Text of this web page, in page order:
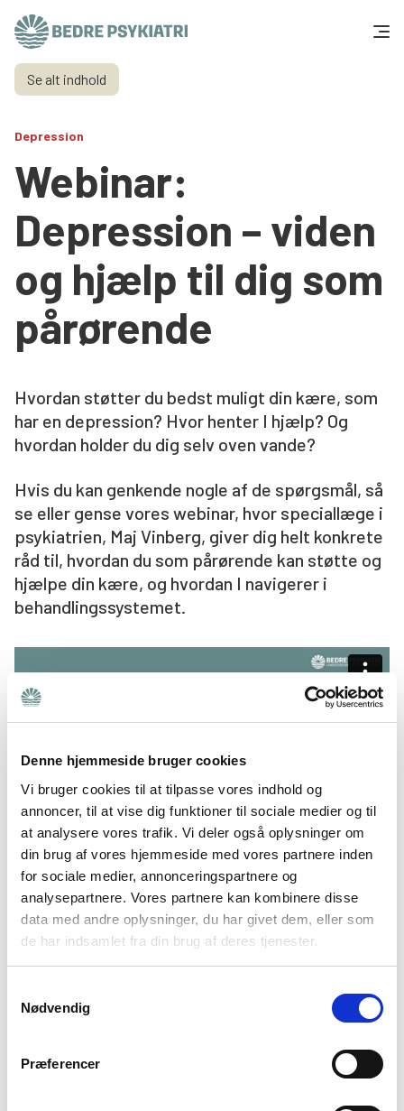
Denne hjemmeside bruger cookies
Vi bruger cookies til at tilpasse vores indhold og
annoncer, til at vise dig funktioner til sociale medier og til
at analysere vores trafik. Vi deler også oplysninger om
din brug af vores hjemmeside med vores partnere inden
for sociale medier, annonceringspartnere og
analysepartnere. Vores partnere kan kombinere disse
data med andre oplysninger, du har givet dem, eller som
de har indsamlet fra din brug af deres tjenester.
Nødvendig
Præferencer
Skip to content
Få hjælp
Tal og fakta
Om os
Vær med
Presse og politik
Søg
Se alt indhold
Depression
Webinar:
Depression – viden
og hjælp til dig som
pårørende
Hvordan støtter du bedst muligt din kære, som
har en depression? Hvor henter I hjælp? Og
hvordan holder du dig selv oven vande?
Hvis du kan genkende nogle af de spørgsmål, så
se eller gense vores webinar, hvor speciallæge i
psykiatrien, Maj Vinberg, giver dig helt konkrete
råd til, hvordan du som pårørende kan støtte og
hjælpe din kære, og hvordan I navigerer i
behandlingssystemet.
Se kommende webinarer
Overlægens råd: Når din
Sådan kan du hjælpe én
med depression